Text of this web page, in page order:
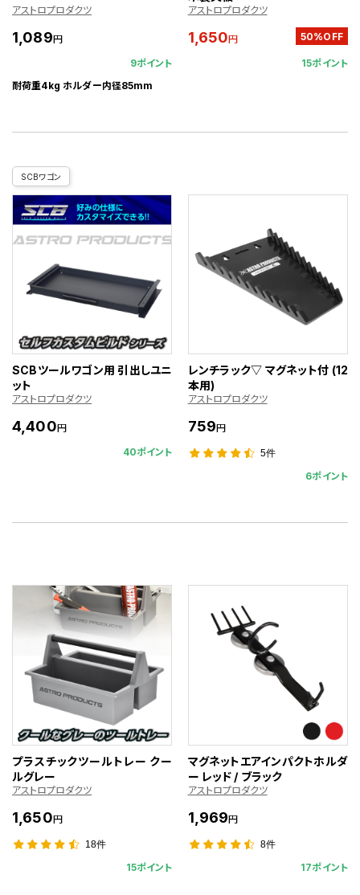
アストロプロダクツ
1,089円
9ポイント
耐荷重4kg ホルダー内径85mm
アストロプロダクツ
1,650円 50%OFF
15ポイント
SCBワゴン
SCBツールワゴン用 引出しユニ
ット
アストロプロダクツ
4,400円
40ポイント
レンチラック▽ マグネット付 (12
本用)
アストロプロダクツ
759円
5件
6ポイント
プラスチックツールトレー クー
ルグレー
アストロプロダクツ
1,650円
18件
15ポイント
マグネットエアインパクトホルダ
ー レッド / ブラック
アストロプロダクツ
1,969円
8件
17ポイント